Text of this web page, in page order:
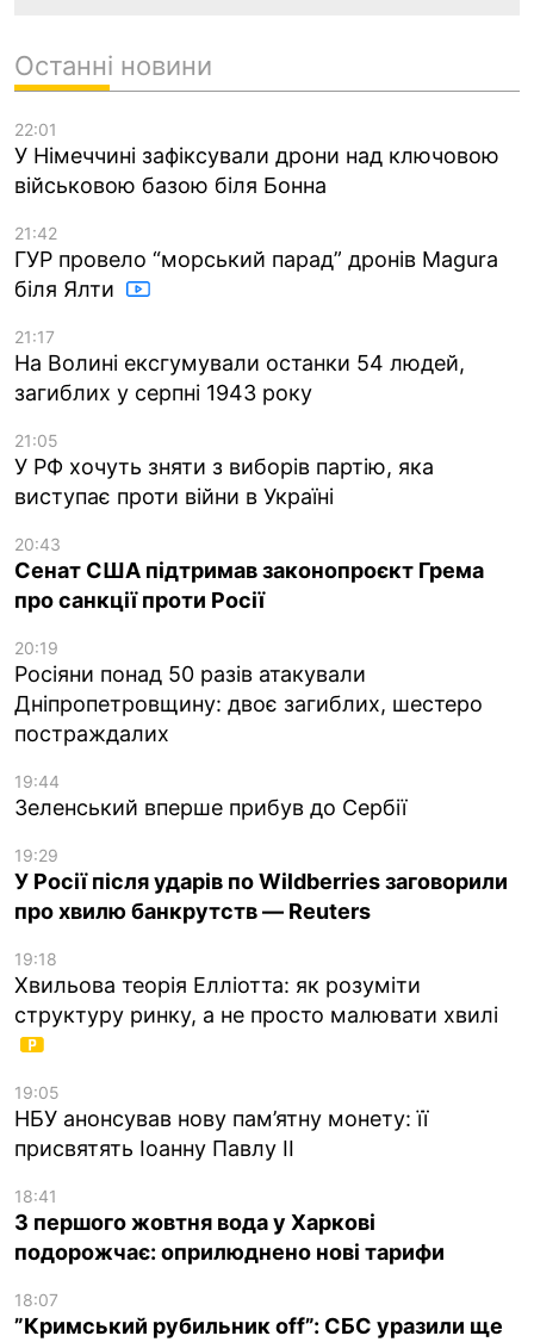
Останні новини
22:01
У Німеччині зафіксували дрони над ключовою
військовою базою біля Бонна
21:42
ГУР провело “морський парад” дронів Magura
біля Ялти
21:17
На Волині ексгумували останки 54 людей,
загиблих у серпні 1943 року
21:05
У РФ хочуть зняти з виборів партію, яка
виступає проти війни в Україні
20:43
Сенат США підтримав законопроєкт Грема
про санкції проти Росії
20:19
Росіяни понад 50 разів атакували
Дніпропетровщину: двоє загиблих, шестеро
постраждалих
19:44
Зеленський вперше прибув до Сербії
19:29
У Росії після ударів по Wildberries заговорили
про хвилю банкрутств — Reuters
19:18
Хвильова теорія Елліотта: як розуміти
структуру ринку, а не просто малювати хвилі
19:05
НБУ анонсував нову пам’ятну монету: її
присвятять Іоанну Павлу II
18:41
З першого жовтня вода у Харкові
подорожчає: оприлюднено нові тарифи
18:07
”Кримський рубильник off”: СБС уразили ще